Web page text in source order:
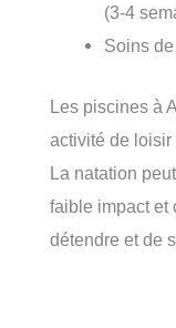
(3-4
Soins
Les piscines à
activité de loisir
La natation
faible impact et
détendre et de